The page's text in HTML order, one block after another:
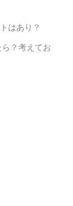
はあり？
？考えてお